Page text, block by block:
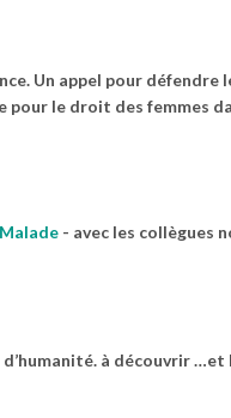
Un appel pour défendre
pour le droit des femmes
- avec les collègues
à découvrir